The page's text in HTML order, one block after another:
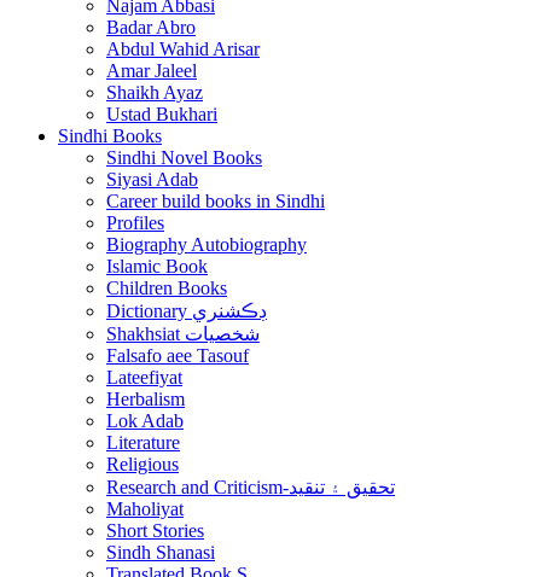
Najam Abbasi
Badar Abro
Abdul Wahid Arisar
Amar Jaleel
Shaikh Ayaz
Ustad Bukhari
Sindhi Books
Sindhi Novel Books
Siyasi Adab
Career build books in Sindhi
Profiles
Biography Autobiography
Islamic Book
Children Books
Dictionary ڊڪشنري
Shakhsiat شخصيات
Falsafo aee Tasouf
Lateefiyat
Herbalism
Lok Adab
Literature
Religious
Research and Criticism-تحقيق ۽ تنقيد
Maholiyat
Short Stories
Sindh Shanasi